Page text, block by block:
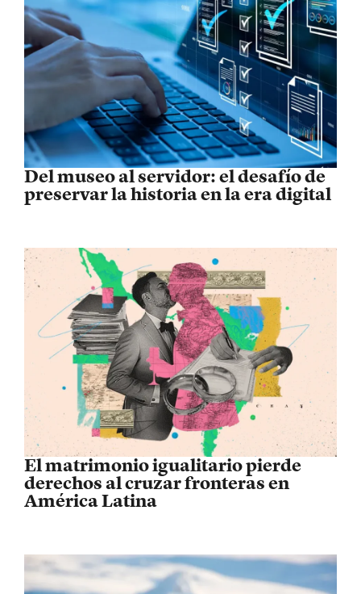
Del museo al servidor: el desafío de
preservar la historia en la era digital
El matrimonio igualitario pierde
derechos al cruzar fronteras en
América Latina